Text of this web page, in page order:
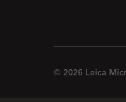
© 2026 Leica